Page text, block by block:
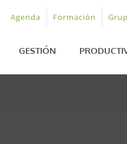
Agenda Formación
GESTIÓN